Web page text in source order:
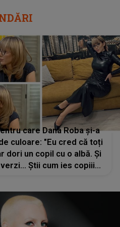
care Dana Roba și-a
culoare: "Eu cred că toți
dori un copil cu o albă. Și
Știi cum ies copiii